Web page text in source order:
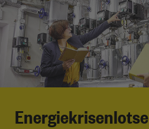
Energiekrisenlotse